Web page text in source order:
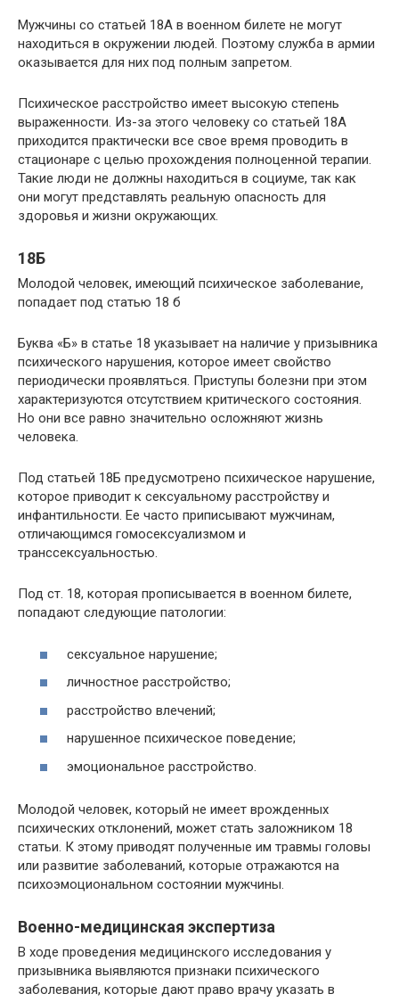
Мужчины со статьей 18А в военном билете не могут
находиться в окружении людей. Поэтому служба в армии
оказывается для них под полным запретом.
Психическое расстройство имеет высокую степень
выраженности. Из-за этого человеку со статьей 18А
приходится практически все свое время проводить в
стационаре с целью прохождения полноценной терапии.
Такие люди не должны находиться в социуме, так как
они могут представлять реальную опасность для
здоровья и жизни окружающих.
18Б
Молодой человек, имеющий психическое заболевание,
попадает под статью 18 б
Буква «Б» в статье 18 указывает на наличие у призывника
психического нарушения, которое имеет свойство
периодически проявляться. Приступы болезни при этом
характеризуются отсутствием критического состояния.
Но они все равно значительно осложняют жизнь
человека.
Под статьей 18Б предусмотрено психическое нарушение,
которое приводит к сексуальному расстройству и
инфантильности. Ее часто приписывают мужчинам,
отличающимся гомосексуализмом и
транссексуальностью.
Под ст. 18, которая прописывается в военном билете,
попадают следующие патологии:
сексуальное нарушение;
личностное расстройство;
расстройство влечений;
нарушенное психическое поведение;
эмоциональное расстройство.
Молодой человек, который не имеет врожденных
психических отклонений, может стать заложником 18
статьи. К этому приводят полученные им травмы головы
или развитие заболеваний, которые отражаются на
психоэмоциональном состоянии мужчины.
Военно-медицинская экспертиза
В ходе проведения медицинского исследования у
призывника выявляются признаки психического
заболевания, которые дают право врачу указать в